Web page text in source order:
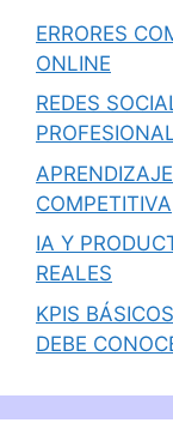
ERRORES
ONLINE
REDES
COMPETITIVA
IA Y
REALES
KPIS
DEBE